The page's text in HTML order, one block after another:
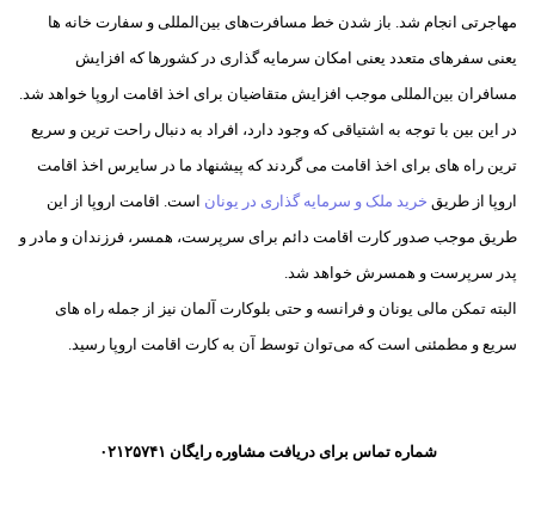
مهاجرتی انجام شد. باز شدن خط مسافرت‌های بین‌المللی و سفارت خانه ها
یعنی سفر‌های متعدد یعنی امکان سرمایه گذاری در کشورها که افزایش
مسافران بین‌المللی موجب افزایش متقاضیان برای اخذ اقامت اروپا خواهد شد.
در این بین با توجه به اشتیاقی که وجود دارد، افراد به دنبال راحت ترین و سریع
ترین راه های برای اخذ اقامت می گردند که پیشنهاد ما در سایرس اخذ اقامت
اروپا از طریق خرید ملک و سرمایه گذاری در یونان است. اقامت اروپا از این
طریق موجب صدور کارت اقامت دائم برای سرپرست، همسر، فرزندان و مادر و
پدر سرپرست و همسرش خواهد شد.
البته تمکن مالی یونان و فرانسه و حتی بلوکارت آلمان نیز از جمله راه های
سریع و مطمئنی است که می‌توان توسط آن به کارت اقامت اروپا رسید.
شماره تماس برای دریافت مشاوره رایگان ۰۲۱۲۵۷۴۱
و پرتغال در